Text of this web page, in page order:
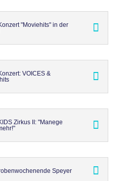
"Moviehits" in der
VOICES &
Zirkus II: "Manege
Speyer